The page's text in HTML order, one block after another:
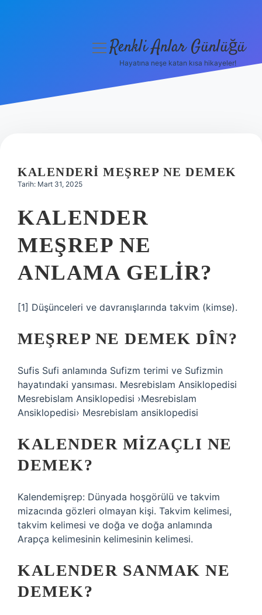
Hakkımızda
menüyüRenkli Anlar Günlüğü
Hayatına neşe katan kısa hikayeler!
KALENDERI MEŞREP NE DEMEK
Tarih: Mart 31, 2025
KALENDER
MEŞREP NE
ANLAMA GELIR?
[1] Düşünceleri ve davranışlarında takvim (kimse).
MEŞREP NE DEMEK DÎN?
Sufis Sufi anlamında Sufizm terimi ve Sufizmin
hayatındaki yansıması. Mesrebislam Ansiklopedisi
Mesrebislam Ansiklopedisi ›Mesrebislam
Ansiklopedisi› Mesrebislam ansiklopedisi
KALENDER MIZAÇLI NE
DEMEK?
Kalendemişrep: Dünyada hoşgörülü ve takvim
mizacında gözleri olmayan kişi. Takvim kelimesi,
takvim kelimesi ve doğa ve doğa anlamında
Arapça kelimesinin kelimesinin kelimesi.
KALENDER SANMAK NE
DEMEK?